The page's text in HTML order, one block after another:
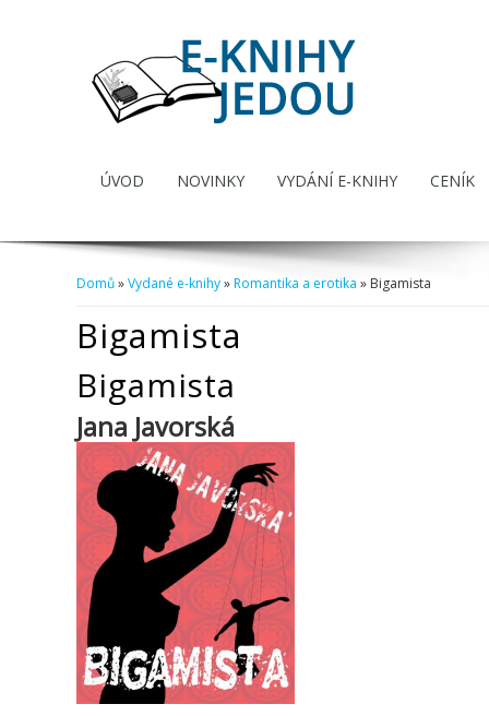
ÚVOD NOVINKY VYDÁNÍ E-KNIHY CENÍK
Domů»Vydané e-knihy»Romantika a erotika » Bigamista
Bigamista
Bigamista
Jana Javorská